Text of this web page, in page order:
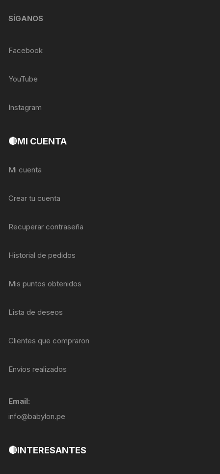
SÍGANOS
Facebook
YouTube
Instagram
🔴MI CUENTA
Mi cuenta
Crear tu cuenta
Recuperar contraseña
Historial de pedidos
Mis puntos obtenidos
Lista de deseos
Clientes que compraron
Envíos realizados
Email:
info@babylon.pe
🔴INTERESANTES